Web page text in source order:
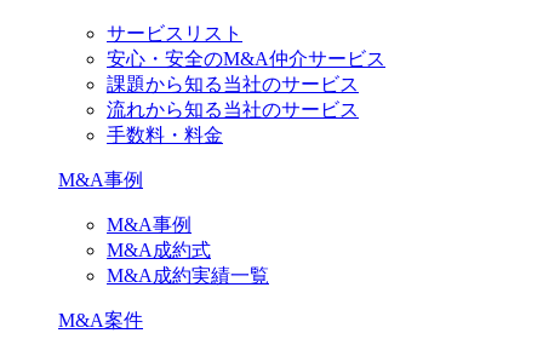
サービスリスト
安心・安全のM&A仲介サービス
課題から知る当社のサービス
流れから知る当社のサービス
手数料・料金
M&A事例
M&A事例
M&A成約式
M&A成約実績一覧
M&A案件